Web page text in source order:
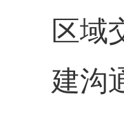
区域
建沟